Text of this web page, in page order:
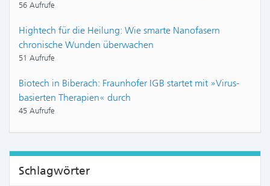
56 Aufrufe
Hightech für die Heilung: Wie smarte Nanofasern
chronische Wunden überwachen
51 Aufrufe
Biotech in Biberach: Fraunhofer IGB startet mit »Virus-
basierten Therapien« durch
45 Aufrufe
Schlagwörter